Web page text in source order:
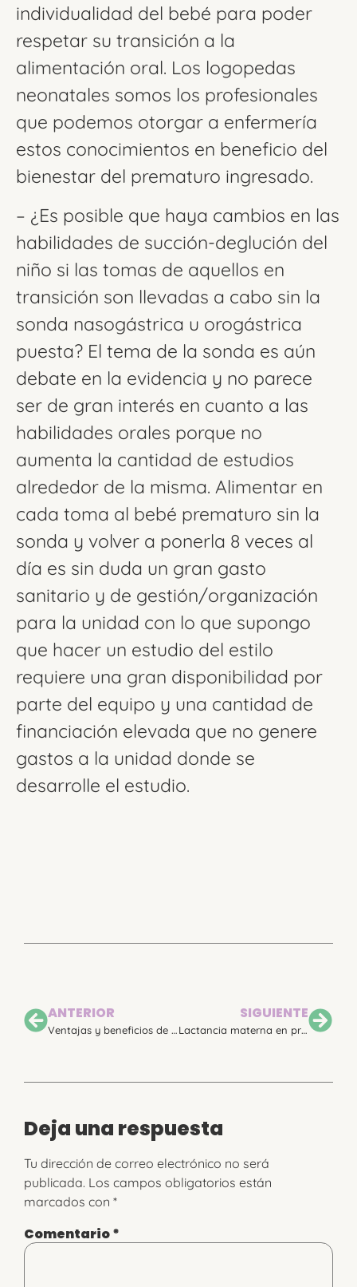
individualidad del bebé para poder
respetar su transición a la
alimentación oral. Los logopedas
neonatales somos los profesionales
que podemos otorgar a enfermería
estos conocimientos en beneficio del
bienestar del prematuro ingresado.
– ¿Es posible que haya cambios en las
habilidades de succión-deglución del
niño si las tomas de aquellos en
transición son llevadas a cabo sin la
sonda nasogástrica u orogástrica
puesta? El tema de la sonda es aún
debate en la evidencia y no parece
ser de gran interés en cuanto a las
habilidades orales porque no
aumenta la cantidad de estudios
alrededor de la misma. Alimentar en
cada toma al bebé prematuro sin la
sonda y volver a ponerla 8 veces al
día es sin duda un gran gasto
sanitario y de gestión/organización
para la unidad con lo que supongo
que hacer un estudio del estilo
requiere una gran disponibilidad por
parte del equipo y una cantidad de
financiación elevada que no genere
gastos a la unidad donde se
desarrolle el estudio.
ANTERIOR
Ventajas y beneficios de la intervención logopédica en recién nacidos prematuros
SIGUIENTE
Lactancia materna en prematuros [Revista HOLA]
Deja una respuesta
Tu dirección de correo electrónico no será
publicada. Los campos obligatorios están
marcados con *
Comentario*